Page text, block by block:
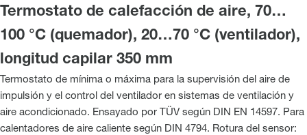
Termostato de calefacción de aire, 70…
100 °C (quemador), 20…70 °C (ventilador),
longitud capilar 350 mm
Termostato de mínima o máxima para la supervisión del aire de
impulsión y el control del ventilador en sistemas de ventilación y
aire acondicionado. Ensayado por TÜV según DIN EN 14597. Para
calentadores de aire caliente según DIN 4794. Rotura del sensor: